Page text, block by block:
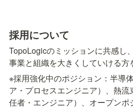
採用について
TopoLogicのミッションに共感し
事業と組織を大きくしていける方
※採用強化中のポジション：半導
ア・プロセスエンジニア）、熱
任者・エンジニア）、オープンポ